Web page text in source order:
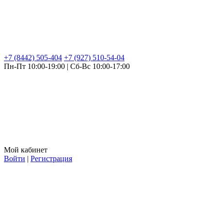
+7 (8442) 505-404 +7 (927) 510-54-04
Пн-Пт 10:00-19:00 | Сб-Вс 10:00-17:00
Мой кабинет
Войти | Регистрация